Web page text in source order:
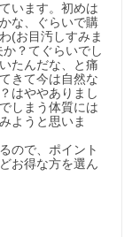
います。初めは
な、ぐらいで購
(お目汚しすみま
？てぐらいでし
たんだな、と痛
きて今は自然な
はややありまし
しまう体質には
ようと思いま
ので、ポイント
お得な方を選ん